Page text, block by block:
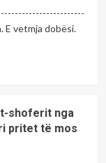
E vetmja dobësi.
shoferit nga
pritet të mos